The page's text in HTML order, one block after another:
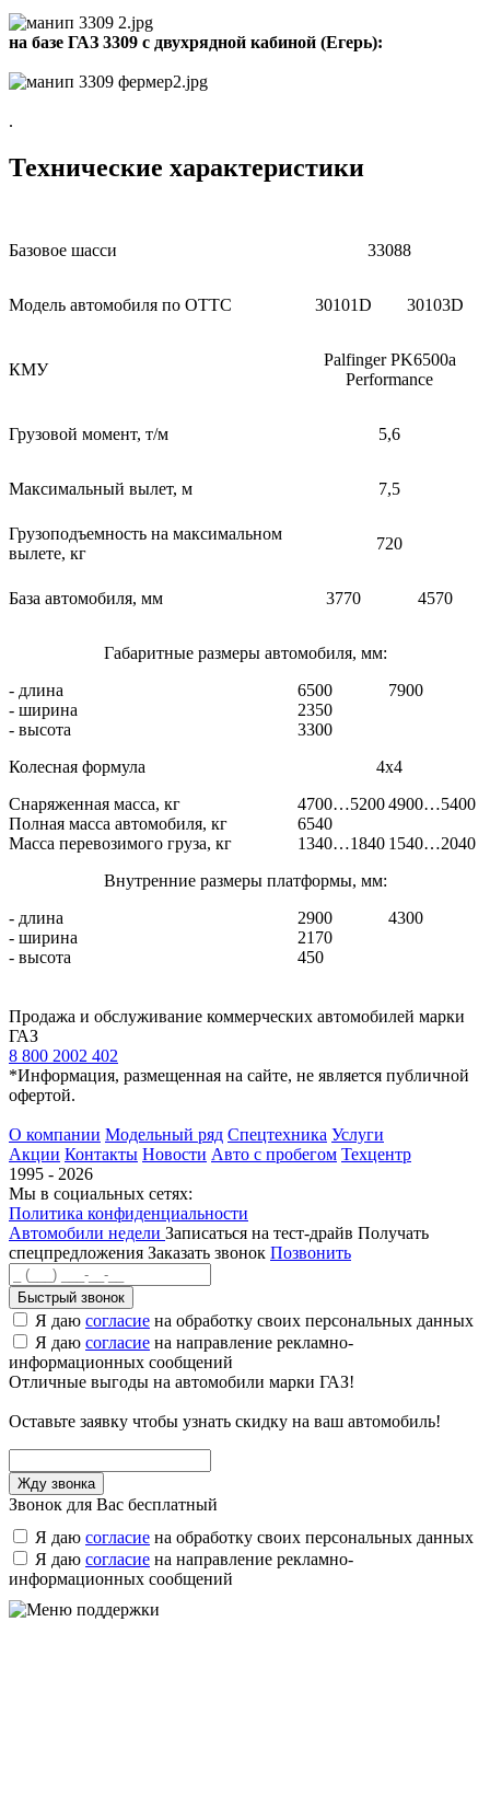
на базе ГАЗ 3309 с двухрядной кабиной (Егерь):
.
Технические характеристики
Базовое шасси 33088
Модель автомобиля по ОТТС 30101D 30103D
КМУ
Palfinger PK6500а
Performance
Грузовой момент, т/м 5,6
Максимальный вылет, м 7,5
Грузоподъемность на максимальном
вылете, кг
720
База автомобиля, мм 3770 4570
Габаритные размеры автомобиля, мм:
- длина
6500
7900
- ширина
2350
- высота
3300
Колесная формула
4х4
Снаряженная масса, кг
4700…52004900…5400
Полная масса автомобиля, кг
6540
Масса перевозимого груза, кг
1340…1840 1540…2040
Внутренние размеры платформы, мм:
- длина
2900
4300
- ширина
2170
- высота
450
Продажа и обслуживание коммерческих автомобилей марки
ГАЗ
8 800 2002 402
*Информация, размещенная на сайте, не является публичной
офертой.
О компании Модельный ряд Спецтехника Услуги
Акции Контакты Новости Авто с пробегом Техцентр
1995 - 2026
Мы в социальных сетях:
Политика конфиденциальности
Автомобили недели Записаться на тест-драйв Получать
спецпредложения Заказать звонок Позвонить
Быстрый звонок
Я даю согласие на обработку своих персональных данных
Я даю согласие на направление рекламно-
информационных сообщений
Отличные выгоды на автомобили марки ГАЗ!
Оставьте заявку чтобы узнать скидку на ваш автомобиль!
Звонок для Вас бесплатный
Я даю согласие на обработку своих персональных данных
Я даю согласие на направление рекламно-
информационных сообщений